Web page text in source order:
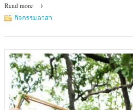
เขต
รักษา
สัตว์
ป่า
แม่น้ำ
ภาชี
Read more
กิจกรรมอาสา